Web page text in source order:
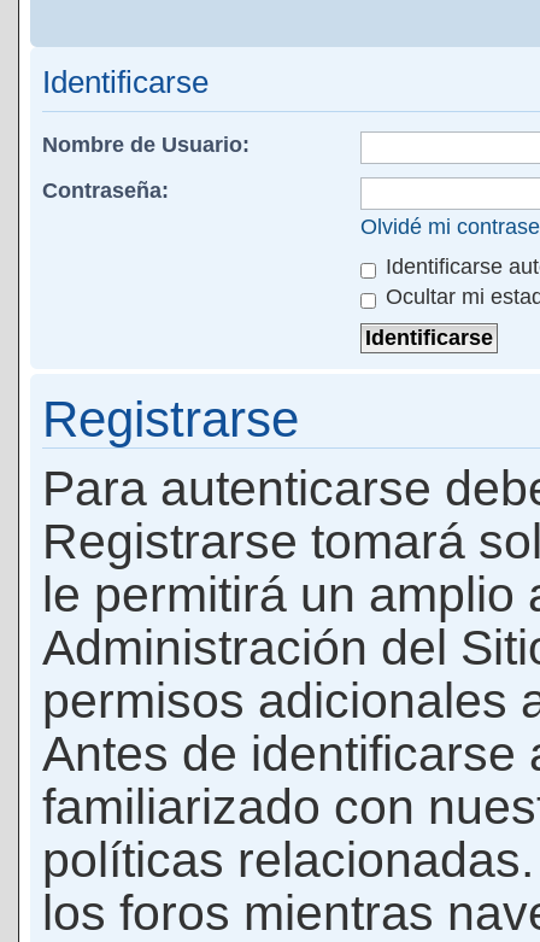
Identificarse
Nombre de Usuario:
Contraseña:
Olvidé mi
Identificarse
Ocultar mi
Registrarse
Para autenticarse
Registrarse tomará
le permitirá un amplio
Administración del
permisos adicionales
Antes de identificarse
familiarizado con
políticas
los foros mientras